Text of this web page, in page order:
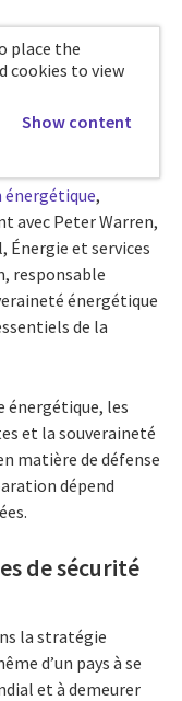
place the
cookies to view
Show content
,
avec Peter Warren,
Énergie et services
responsable
énergétique
de la
énergétique, les
et la souveraineté
matière de défense
dépend
de sécurité
la stratégie
d’un pays à se
et à demeurer